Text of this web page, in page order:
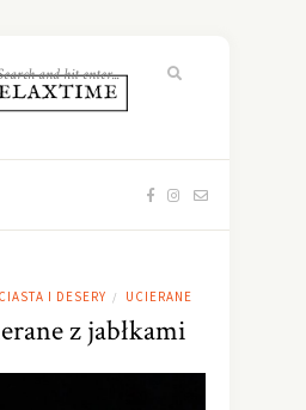
CIASTA I DESERY / UCIERANE
z jabłkami